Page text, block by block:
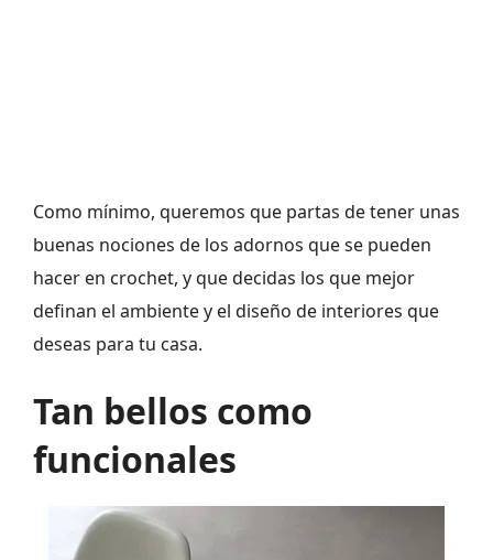
Como mínimo, queremos que partas de tener unas
buenas nociones de los adornos que se pueden
hacer en crochet, y que decidas los que mejor
definan el ambiente y el diseño de interiores que
deseas para tu casa.
Tan bellos como
funcionales